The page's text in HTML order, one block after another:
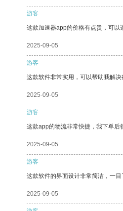
游客
这款加速器app的价格有点贵，可以
2025-09-05
游客
这款软件非常实用，可以帮助我解
2025-09-05
游客
这款app的物流非常快捷，我下单后
2025-09-05
游客
这款软件的界面设计非常简洁，一目
2025-09-05